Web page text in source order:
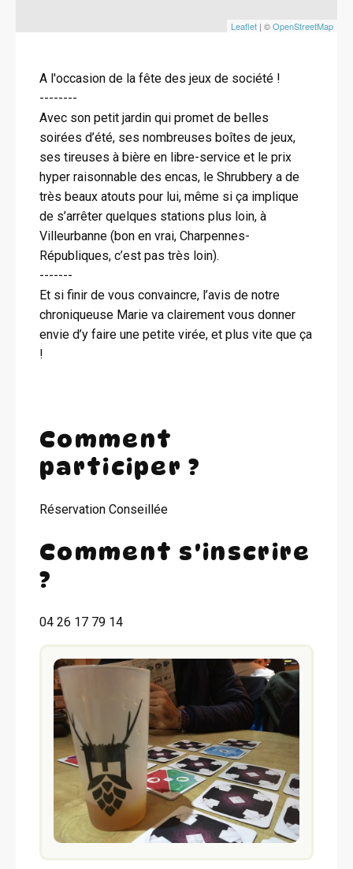
Leaflet | ©OpenStreetMap
A l'occasion de la fête des jeux de société !
--------
Avec son petit jardin qui promet de belles
soirées d’été, ses nombreuses boîtes de jeux,
ses tireuses à bière en libre-service et le prix
hyper raisonnable des encas, le Shrubbery a de
très beaux atouts pour lui, même si ça implique
de s’arrêter quelques stations plus loin, à
Villeurbanne (bon en vrai, Charpennes-
Républiques, c’est pas très loin).
-------
Et si finir de vous convaincre, l’avis de notre
chroniqueuse Marie va clairement vous donner
envie d’y faire une petite virée, et plus vite que ça
!
Comment
participer ?
Réservation Conseillée
Comment s'inscrire
?
04 26 17 79 14